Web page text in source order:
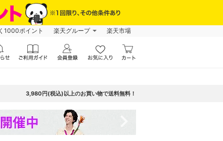
1000ポイント 楽天グループ 楽天市場
3,980円(税込)以上のお買い物で送料無料！